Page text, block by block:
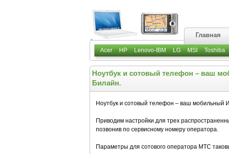
Главная
Acer HP Lenovo-IBM LG MSI Toshiba
Ноутбук и сотовый телефон – ваш
Билайн.
Ноутбук и сотовый телефон – ваш мобильный
Приводим настройки для трех
позвонив по сервисному номеру оператора.
Параметры для сотового оператора МТС